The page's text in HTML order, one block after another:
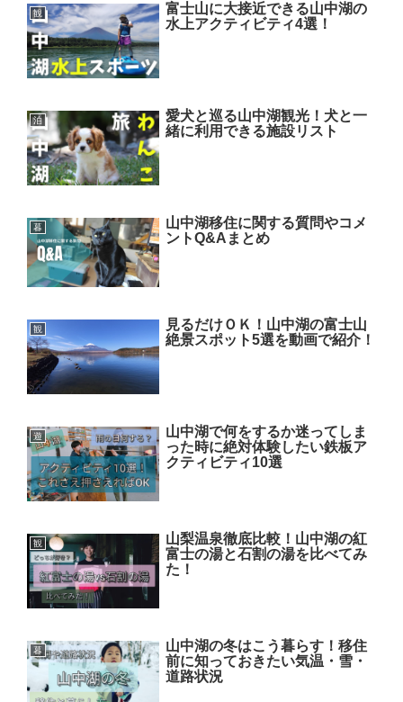
観
富士山に大接近できる山中湖の
水上アクティビティ4選！
泊
愛犬と巡る山中湖観光！犬と一
緒に利用できる施設リスト
暮
山中湖移住に関する質問やコメ
ントQ&Aまとめ
観
見るだけＯＫ！山中湖の富士山
絶景スポット5選を動画で紹介！
遊
山中湖で何をするか迷ってしま
った時に絶対体験したい鉄板ア
クティビティ10選
観
山梨温泉徹底比較！山中湖の紅
富士の湯と石割の湯を比べてみ
た！
暮
山中湖の冬はこう暮らす！移住
前に知っておきたい気温・雪・
道路状況